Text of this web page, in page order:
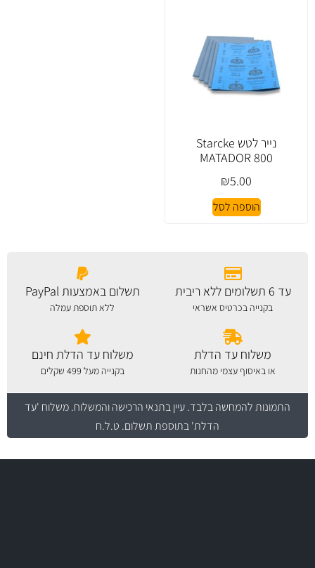
נייר לטש Starcke
MATADOR 800
₪5.00
הוספה לסל
עד 6 תשלומים ללא ריבית
בקנייה בכרטיס אשראי
תשלום באמצעות PayPal
ללא תוספת עמלה
משלוח עד הדלת
או באיסוף עצמי מהחנות
משלוח עד הדלת חינם
בקנייה מעל 499 שקלים
התמונות להמחשה בלבד.עיין בתנאי הרכישה והמשלוח. משלוח 'עד
הדלת' בתוספת תשלום. ט.ל.ח